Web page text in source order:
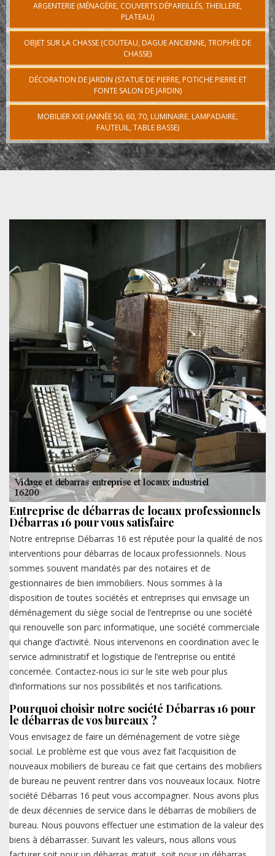
ARGENTERIE (MÉNAGÈRE, COUVERTS DÉPAREILLÉS, THEILLERE,
PLATEAU)
OBJET SUR LA CHASSE (COUTEAU, DAGUE ANCIENNE, TROPHÉE DE
CHASSE)
DÉCORATION DE JARDIN (STATUE DE PIERRE, POTICHE PIERRE ET
FONTE SALON DE JARDIN)
MOBILIER XXE (ANNÉE 50, 60, 70, LUMINAIRE, LAMPADAIRE,
FAUTEUIL, TABLE BASSE)
Entreprise de débarras de locaux professionnels
Débarras 16 pour vous satisfaire
Notre entreprise Débarras 16 est réputée pour la qualité de nos
interventions pour débarras de locaux professionnels. Nous
sommes souvent mandatés par des notaires et de
gestionnaires de bien immobiliers. Nous sommes à la
disposition de toutes sociétés et entreprises qui envisage un
déménagement du siège social de l’entreprise ou une société
qui renouvelle son parc informatique, une société commerciale
qui change d’activité. Nous intervenons en coordination avec le
service administratif et logistique de l’entreprise ou entité
concernée. Contactez-nous ici sur le site web pour plus
d’informations sur nos possibilités et nos tarifications.
Pourquoi choisir notre société Débarras 16 pour
le débarras de vos bureaux ?
Vous envisagez de faire un déménagement de votre siège
social. Le problème est que vous avez fait l’acquisition de
nouveaux mobiliers de bureau ce fait que certains des mobiliers
de bureau ne peuvent rentrer dans vos nouveaux locaux. Notre
société Débarras 16 peut vous accompagner. Nous avons plus
de deux décennies de service dans le débarras de mobiliers de
bureau. Nous pouvons effectuer une estimation de la valeur des
biens à débarrasser. Suivant les valeurs, nous allons vous